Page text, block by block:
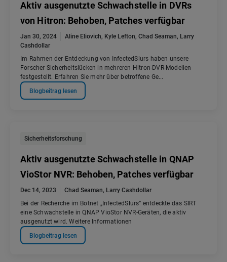
Aktiv ausgenutzte Schwachstelle in DVRs
von Hitron: Behoben, Patches verfügbar
Jan 30, 2024 Aline Eliovich, Kyle Lefton, Chad Seaman, Larry
Cashdollar
Im Rahmen der Entdeckung von InfectedSlurs haben unsere
Forscher Sicherheitslücken in mehreren Hitron-DVR-Modellen
festgestellt. Erfahren Sie mehr über betroffene Ge...
Blogbeitrag lesen
Sicherheitsforschung
Aktiv ausgenutzte Schwachstelle in QNAP
VioStor NVR: Behoben, Patches verfügbar
Dec 14, 2023 Chad Seaman, Larry Cashdollar
Bei der Recherche im Botnet „InfectedSlurs“ entdeckte das SIRT
eine Schwachstelle in QNAP VioStor NVR-Geräten, die aktiv
ausgenutzt wird. Weitere Informationen
Blogbeitrag lesen